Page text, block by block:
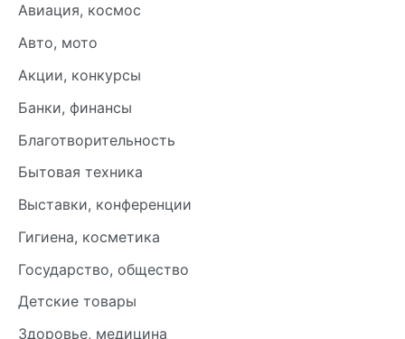
Авиация, космос
Авто, мото
Акции, конкурсы
Банки, финансы
Благотворительность
Бытовая техника
Выставки, конференции
Гигиена, косметика
Государство, общество
Детские товары
Здоровье, медицина